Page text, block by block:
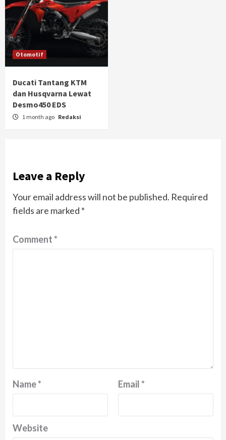
Otomotif
Ducati Tantang KTM
dan Husqvarna Lewat
Desmo450 EDS
1 month ago Redaksi
Leave a Reply
Your email address will not be published. Required
fields are marked *
Comment*
Name* Email*
Website